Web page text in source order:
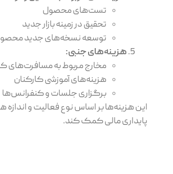
تست‌های محصول
تحقیق در زمینه بازار جدید
توسعه نسخه‌های جدید
هزینه‌های جنبی:
مخارج مربوط به مسافرت‌های
هزینه‌های آموزشی کارکنان
برگزاری جلسات و کنفرانس‌ها
این هزینه‌ها بر اساس نوع فعالیت و
پایداری مالی کمک کند.